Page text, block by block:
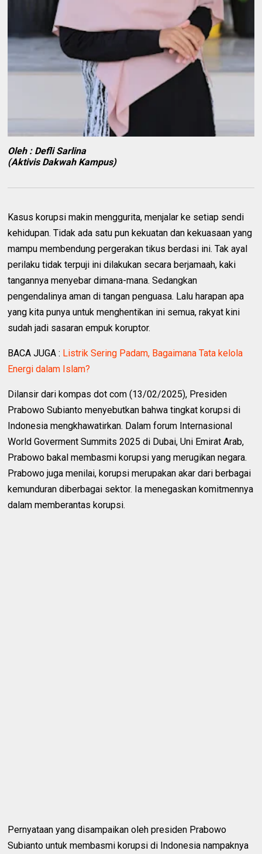
Oleh : Defli Sarlina
(Aktivis Dakwah Kampus)
Kasus korupsi makin menggurita, menjalar ke setiap sendi
kehidupan. Tidak ada satu pun kekuatan dan kekuasaan yang
mampu membendung pergerakan tikus berdasi ini. Tak ayal
perilaku tidak terpuji ini dilakukan secara berjamaah, kaki
tangannya menyebar dimana-mana. Sedangkan
pengendalinya aman di tangan penguasa. Lalu harapan apa
yang kita punya untuk menghentikan ini semua, rakyat kini
sudah jadi sasaran empuk koruptor.
BACA JUGA : Listrik Sering Padam, Bagaimana Tata kelola
Energi dalam Islam?
Dilansir dari kompas dot com (13/02/2025), Presiden
Prabowo Subianto menyebutkan bahwa tingkat korupsi di
Indonesia mengkhawatirkan. Dalam forum Internasional
World Goverment Summits 2025 di Dubai, Uni Emirat Arab,
Prabowo bakal membasmi korupsi yang merugikan negara.
Prabowo juga menilai, korupsi merupakan akar dari berbagai
kemunduran diberbagai sektor. Ia menegaskan komitmennya
dalam memberantas korupsi.
Pernyataan yang disampaikan oleh presiden Prabowo
Subianto untuk membasmi korupsi di Indonesia nampaknya